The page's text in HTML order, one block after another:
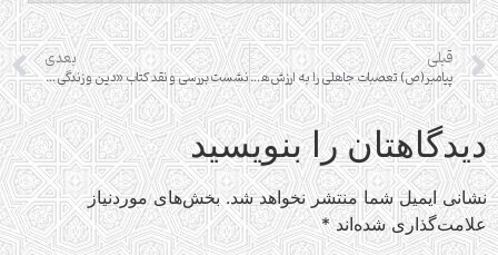
قبلی
پیامبر(ص) تعصبات جاهلی را به ارزش‌های الهی تبدیل کرد
بعدی
نشست بررسی و نقد کتاب «دین و زندگی روزانه مسلمانان حیدرآباد دکن (دوره قطب شاهیان و آصف جاهیان)»
دیدگاهتان را بنویسید
نشانی ایمیل شما منتشر نخواهد شد. بخش‌های موردنیاز
علامت‌گذاری شده‌اند*